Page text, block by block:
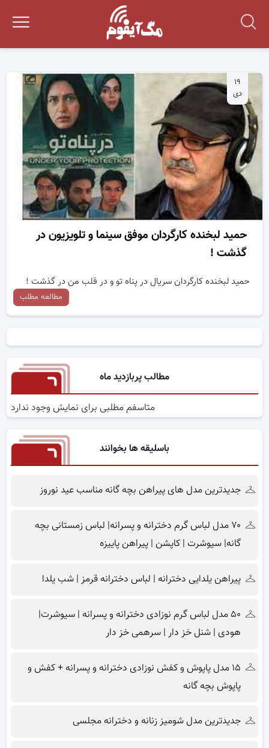
۱۹
دی
حمید لبخنده کارگردان موفق سینما و تلویزیون در
گذشت !
حمید لبخنده کارگردان سریال در پناه تو و در قلب من در گذشت !
مطالعه مطلب
مطالب پربازدید ماه
متاسفم مطلبی برای نمایش وجود ندارد
باسلیقه ها بخوانند
جدیدترین مدل های پیراهن بچه گانه مناسب عید نوروز
۷۰ مدل لباس گرم دخترانه و پسرانه| لباس زمستانی بچه
گانه| سیوشرت | کاپشن | پیراهن پاییزه
پیراهن یلدایی دخترانه | لباس دخترانه قرمز | شب یلدا
۵۰ مدل لباس گرم نوزادی دخترانه و پسرانه | سیوشرت|
هودی | شنل خز دار | سرهمی خز دار
۱۵ مدل پاپوش و کفش نوزادی دخترانه و پسرانه + کفش و
پاپوش بچه گانه
جدیدترین مدل شومیز زنانه و دخترانه مجلسی